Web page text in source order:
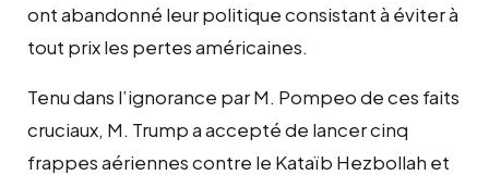
ont abandonné leur politique consistant à éviter à
tout prix les pertes américaines.
Tenu dans l’ignorance par M. Pompeo de ces faits
cruciaux, M. Trump a accepté de lancer cinq
frappes aériennes contre le Kataïb Hezbollah et